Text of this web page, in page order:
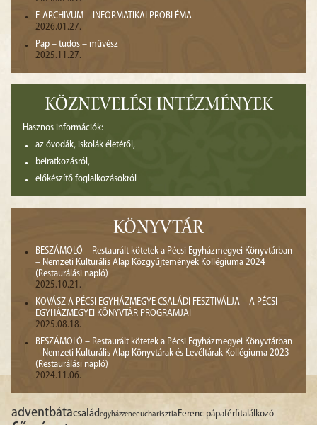
E-ARCHIVUM – INFORMATIKAI PROBLÉMA
2026.01.27.
Pap – tudós – művész
2025.11.27.
KÖZNEVELÉSI INTÉZMÉNYEK
Hasznos információk:
az óvodák, iskolák életéről,
beiratkozásról,
előkészítő foglalkozásokról
KÖNYVTÁR
BESZÁMOLÓ – Restaurált kötetek a Pécsi Egyházmegyei Könyvtárban
– Nemzeti Kulturális Alap Közgyűjtemények Kollégiuma 2024
(Restaurálási napló)
2025.10.21.
KOVÁSZ A PÉCSI EGYHÁZMEGYE CSALÁDI FESZTIVÁLJA – A PÉCSI
EGYHÁZMEGYEI KÖNYVTÁR PROGRAMJAI
2025.08.18.
BESZÁMOLÓ – Restaurált kötetek a Pécsi Egyházmegyei Könyvtárban
– Nemzeti Kulturális Alap Könyvtárak és Levéltárak Kollégiuma 2023
(Restaurálási napló)
2024.11.06.
adventbátacsaládegyházzeneeucharisztiaFerenc pápaférfitalálkozó